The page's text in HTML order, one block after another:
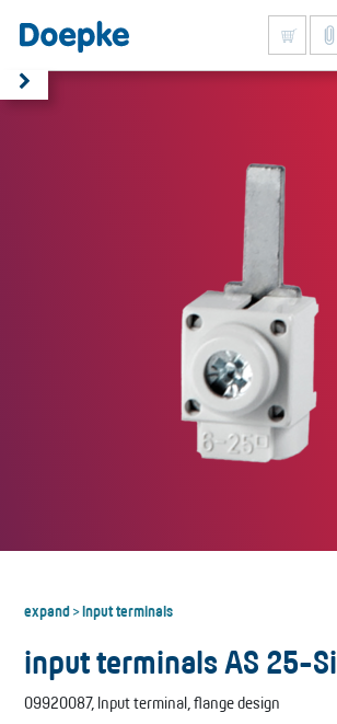
expand>Input terminals
input terminals AS 25-Si
09920087, Input terminal, flange design